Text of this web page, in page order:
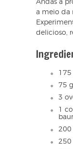
Andas à
a meio da
delicioso,
75
3
1
200
250